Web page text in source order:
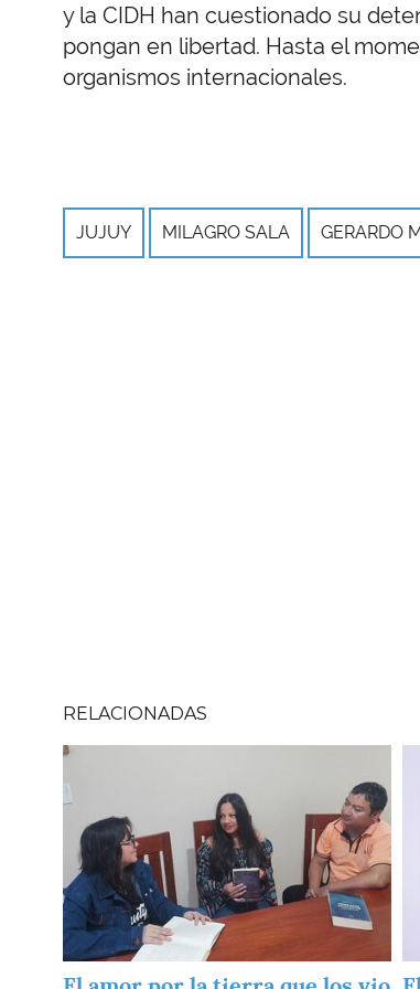
y la CIDH han cuestionado su
pongan en libertad. Hasta el
organismos internacionales.
JUJUY MILAGRO SALA GERARDO
RELACIONADAS
Imagen